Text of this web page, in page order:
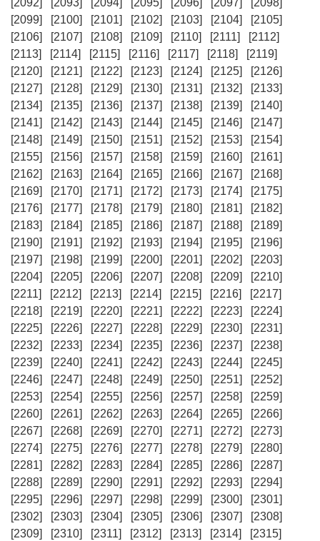
[2092]
[2093] [2094] [2095] [2096] [2097]
[2098]
[2099]
[2100] [2101] [2102] [2103] [2104]
[2105]
[2106]
[2107] [2108] [2109] [2110] [2111]
[2112]
[2113]
[2114] [2115] [2116] [2117] [2118]
[2119]
[2120]
[2121] [2122] [2123] [2124] [2125]
[2126]
[2127]
[2128] [2129] [2130] [2131] [2132]
[2133]
[2134]
[2135] [2136] [2137] [2138] [2139]
[2140]
[2141]
[2142] [2143] [2144] [2145] [2146]
[2147]
[2148]
[2149] [2150] [2151] [2152] [2153]
[2154]
[2155]
[2156] [2157] [2158] [2159] [2160]
[2161]
[2162]
[2163] [2164] [2165] [2166] [2167]
[2168]
[2169]
[2170] [2171] [2172] [2173] [2174]
[2175]
[2176]
[2177] [2178] [2179] [2180] [2181]
[2182]
[2183]
[2184] [2185] [2186] [2187] [2188]
[2189]
[2190]
[2191] [2192] [2193] [2194] [2195]
[2196]
[2197]
[2198] [2199] [2200] [2201] [2202]
[2203]
[2204]
[2205] [2206] [2207] [2208] [2209]
[2210]
[2211]
[2212] [2213] [2214] [2215] [2216]
[2217]
[2218]
[2219] [2220] [2221] [2222] [2223]
[2224]
[2225]
[2226] [2227] [2228] [2229] [2230]
[2231]
[2232]
[2233] [2234] [2235] [2236] [2237]
[2238]
[2239]
[2240] [2241] [2242] [2243] [2244]
[2245]
[2246]
[2247] [2248] [2249] [2250] [2251]
[2252]
[2253]
[2254] [2255] [2256] [2257] [2258]
[2259]
[2260]
[2261] [2262] [2263] [2264] [2265]
[2266]
[2267]
[2268] [2269] [2270] [2271] [2272]
[2273]
[2274]
[2275] [2276] [2277] [2278] [2279]
[2280]
[2281]
[2282] [2283] [2284] [2285] [2286]
[2287]
[2288]
[2289] [2290] [2291] [2292] [2293]
[2294]
[2295]
[2296] [2297] [2298] [2299] [2300]
[2301]
[2302]
[2303] [2304] [2305] [2306] [2307]
[2308]
[2309]
[2310] [2311] [2312] [2313] [2314]
[2315]